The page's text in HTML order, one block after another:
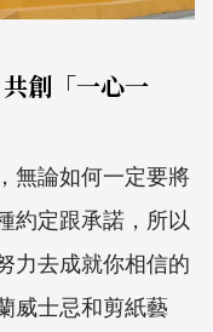
創「一心一
無論如何一定要將
約定跟承諾，所以
力去成就你相信的
威士忌和剪紙藝